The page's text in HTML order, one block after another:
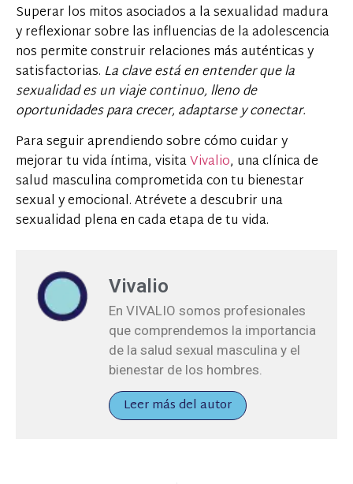
Superar los mitos asociados a la sexualidad madura
y reflexionar sobre las influencias de la adolescencia
nos permite construir relaciones más auténticas y
satisfactorias. La clave está en entender que la
sexualidad es un viaje continuo, lleno de
oportunidades para crecer, adaptarse y conectar.
Para seguir aprendiendo sobre cómo cuidar y
mejorar tu vida íntima, visitaVivalio, una clínica de
salud masculina comprometida con tu bienestar
sexual y emocional. Atrévete a descubrir una
sexualidad plena en cada etapa de tu vida.
Vivalio
En VIVALIO somos profesionales
que comprendemos la importancia
de la salud sexual masculina y el
bienestar de los hombres.
Leer más del autor